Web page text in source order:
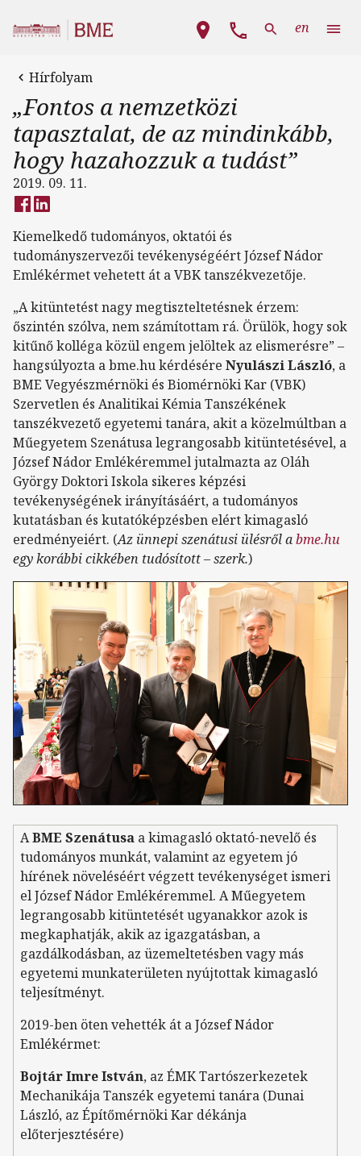
Fő navigáció
en
Hírfolyam
„Fontos a nemzetközi
tapasztalat, de az mindinkább,
hogy hazahozzuk a tudást”
2019. 09. 11.
Kiemelkedő tudományos, oktatói és
tudományszervezői tevékenységéért József Nádor
Emlékérmet vehetett át a VBK tanszékvezetője.
„A kitüntetést nagy megtiszteltetésnek érzem:
őszintén szólva, nem számítottam rá. Örülök, hogy sok
kitűnő kolléga közül engem jelöltek az elismerésre” –
hangsúlyozta a bme.hu kérdésére Nyulászi László, a
BME Vegyészmérnöki és Biomérnöki Kar (VBK)
Szervetlen és Analitikai Kémia Tanszékének
tanszékvezető egyetemi tanára, akit a közelmúltban a
Műegyetem Szenátusa legrangosabb kitüntetésével, a
József Nádor Emlékéremmel jutalmazta az Oláh
György Doktori Iskola sikeres képzési
tevékenységének irányításáért, a tudományos
kutatásban és kutatóképzésben elért kimagasló
eredményeiért. (Az ünnepi szenátusi ülésről abme.hu
egy korábbi cikkében tudósított – szerk.)
ABME Szenátusa a kimagasló oktató-nevelő és
tudományos munkát, valamint az egyetem jó
hírének növeléséért végzett tevékenységet ismeri
el József Nádor Emlékéremmel. A Műegyetem
legrangosabb kitüntetését ugyanakkor azok is
megkaphatják, akik az igazgatásban, a
gazdálkodásban, az üzemeltetésben vagy más
egyetemi munkaterületen nyújtottak kimagasló
teljesítményt.
2019-ben öten vehették át a József Nádor
Emlékérmet:
Bojtár Imre István, az ÉMK Tartószerkezetek
Mechanikája Tanszék egyetemi tanára (Dunai
László, az Építőmérnöki Kar dékánja
előterjesztésére)